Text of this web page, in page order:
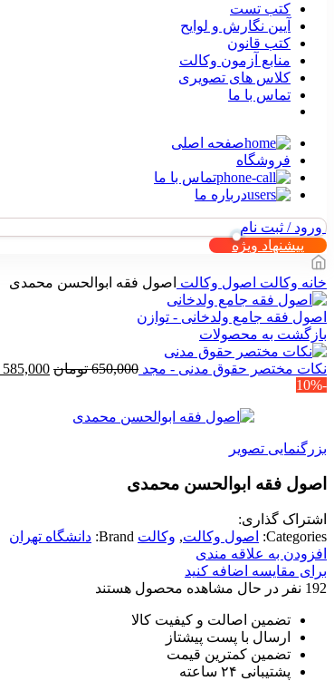
کتب تست
آیین نگارش و لوایح
کتب قانون
منابع آزمون وکالت
کلاس های تصویری
تماس با ما
صفحه اصلی
فروشگاه
تماس با ما
درباره ما
ورود / ثبت نام
پیشنهاد ویژه
خانه وکالت اصول وکالت اصول فقه ابوالحسن محمدی
اصول فقه جامع ولدخانی - توازن
بازگشت به محصولات
نکات مختصر حقوق مدنی - مجد 650,000 تومان قیمت
585,000
-10%
بزرگنمایی تصویر
اصول فقه ابوالحسن محمدی
اشتراک گذاری:
Categories:
اصول وکالت, وکالت Brand: دانشگاه تهران
افزودن به علاقه مندی
برای مقایسه اضافه کنید
192 نفر در حال مشاهده محصول هستند
تضمین اصالت و کیفیت کالا
ارسال با پست پیشتاز
تضمین کمترین قیمت
پشتیبانی ۲۴ ساعته